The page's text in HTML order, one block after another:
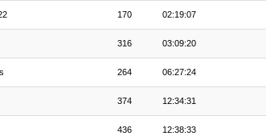
170 02:19:07
316 03:09:20
264 06:27:24
374 12:34:31
436 12:38:33